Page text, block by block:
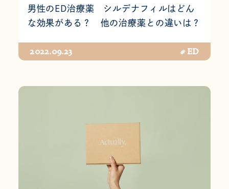
男性のED治療薬 シルデナフィルはどん
な効果がある？ 他の治療薬との違いは？
2022.09.23 # ED